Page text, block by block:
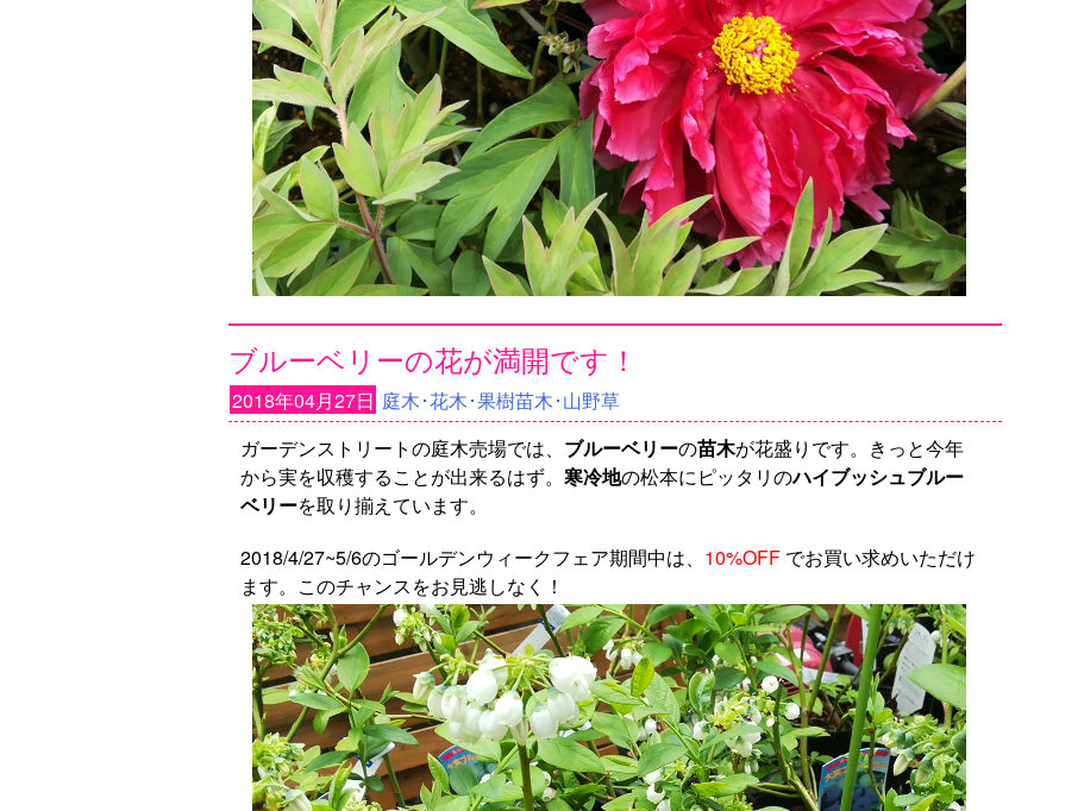
ブルーベリーの花が満開です！
2018年04月27日 庭木･花木･果樹苗木･山野草
ガーデンストリートの庭木売場では、 ブルーベリーの苗木が花盛りです。きっと今年
から実を収穫することが出来るはず。 寒冷地の松本にピッタリのハイブッシュブルー
ベリーを取り揃えています。
2018/4/27~5/6のゴールデンウィークフェア期間中は、 10%OFF でお買い求めいただけ
ます。このチャンスをお見逃しなく！